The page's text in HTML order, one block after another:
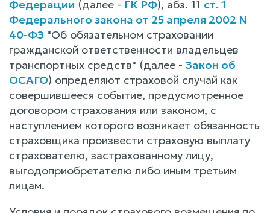
Федерации (далее - ГК РФ), абз. 11 ст. 1
Федерального закона от 25 апреля 2002 N
40-ФЗ "Об обязательном страховании
гражданской ответственности владельцев
транспортных средств" (далее - Закон об
ОСАГО) определяют страховой случай как
совершившееся событие, предусмотренное
договором страхования или законом, с
наступлением которого возникает обязанность
страховщика произвести страховую выплату
страхователю, застрахованному лицу,
выгодоприобретателю либо иным третьим
лицам.